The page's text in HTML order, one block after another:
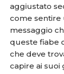
aggiustato
come sentire
messaggio
queste fiabe
che deve
capire ai suoi